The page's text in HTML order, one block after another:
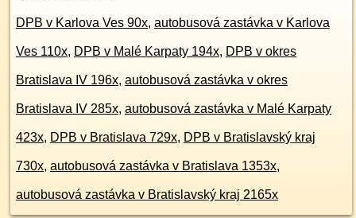
DPB v Karlova Ves 90x, autobusová zastávka v Karlova
Ves 110x, DPB v Malé Karpaty 194x, DPB v okres
Bratislava IV 196x, autobusová zastávka v okres
Bratislava IV 285x, autobusová zastávka v Malé Karpaty
423x, DPB v Bratislava 729x, DPB v Bratislavský kraj
730x, autobusová zastávka v Bratislava 1353x,
autobusová zastávka v Bratislavský kraj 2165x